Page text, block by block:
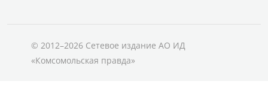
© 2012–2026 Сетевое издание АО ИД
«Комсомольская правда»